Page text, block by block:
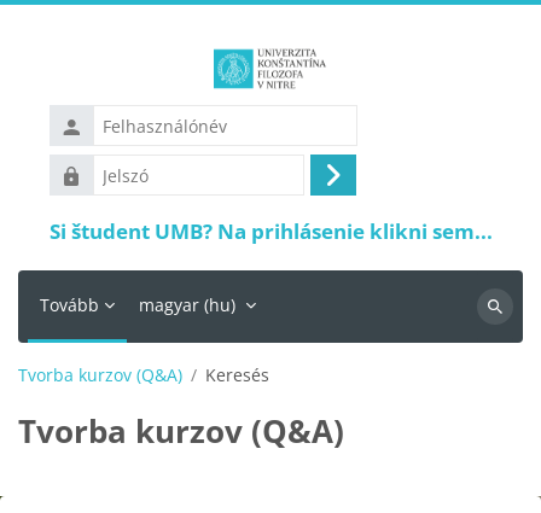
Felhasználónév
Jelszó
Belépés
Si študent UMB? Na prihlásenie klikni sem...
Tovább magyar ‎(hu)‎
Keresés
Tvorba kurzov (Q&A) Keresés
Tvorba kurzov (Q&A)